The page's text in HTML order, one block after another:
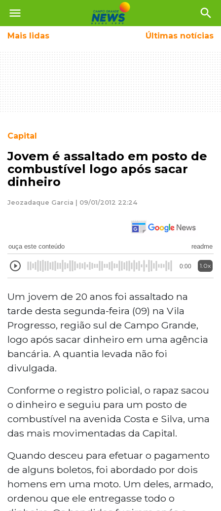
menu search
Mais lidas Últimas notícias
Capital
Jovem é assaltado em posto de
combustível logo após sacar
dinheiro
Jeozadaque Garcia | 09/01/2012 22:24
ouça este conteúdo readme
0:00 1.0x
Um jovem de 20 anos foi assaltado na
tarde desta segunda-feira (09) na Vila
Progresso, região sul de Campo Grande,
logo após sacar dinheiro em uma agência
bancária. A quantia levada não foi
divulgada.
Conforme o registro policial, o rapaz sacou
o dinheiro e seguiu para um posto de
combustível na avenida Costa e Silva, uma
das mais movimentadas da Capital.
Quando desceu para efetuar o pagamento
de alguns boletos, foi abordado por dois
homens em uma moto. Um deles, armado,
ordenou que ele entregasse todo o